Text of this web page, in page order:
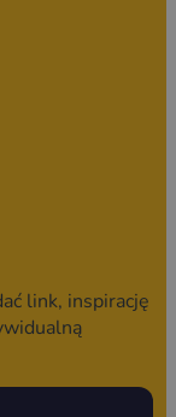
link, inspirację